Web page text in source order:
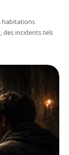
habitations
des incidents tels